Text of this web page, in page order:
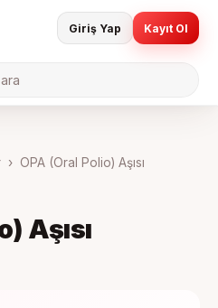
Giriş Yap Kayıt Ol
› OPA (Oral Polio) Aşısı
Aşısı